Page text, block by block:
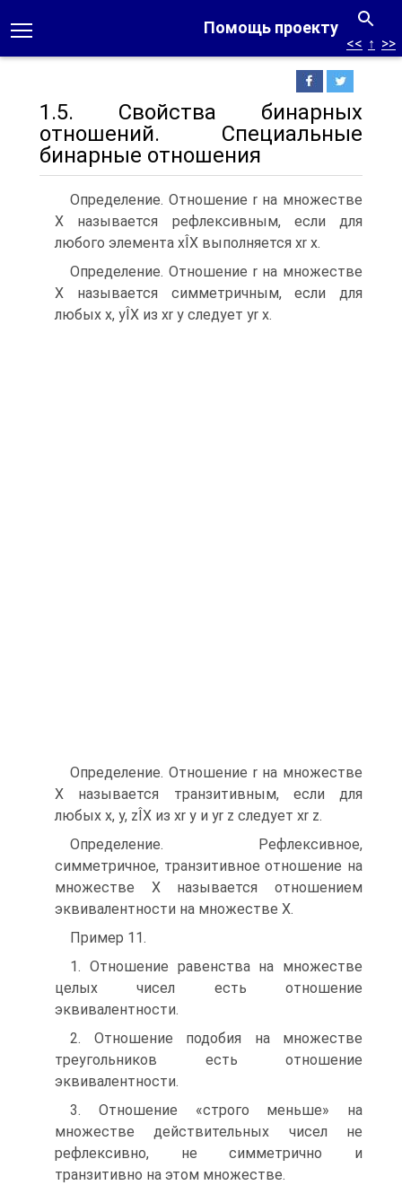
Помощь проекту
<< ↑ >>
1.5. Свойства бинарных
отношений. Специальные
бинарные отношения
Определение. Отношение r на множестве
Х называется рефлексивным, если для
любого элемента хÎХ выполняется хr х.
Определение. Отношение r на множестве
Х называется симметричным, если для
любых х, уÎХ из хr у следует уr х.
Определение. Отношение r на множестве
Х называется транзитивным, если для
любых х, у, zÎХ из хr у и уr z следует хr z.
Определение. Рефлексивное,
симметричное, транзитивное отношение на
множестве Х называется отношением
эквивалентности на множестве Х.
Пример 11.
1. Отношение равенства на множестве
целых чисел есть отношение
эквивалентности.
2. Отношение подобия на множестве
треугольников есть отношение
эквивалентности.
3. Отношение «строго меньше» на
множестве действительных чисел не
рефлексивно, не симметрично и
транзитивно на этом множестве.